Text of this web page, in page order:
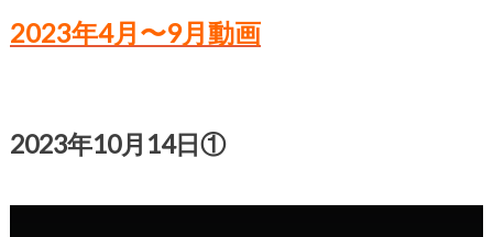
2023年4月〜9月動画
2023年10月14日①